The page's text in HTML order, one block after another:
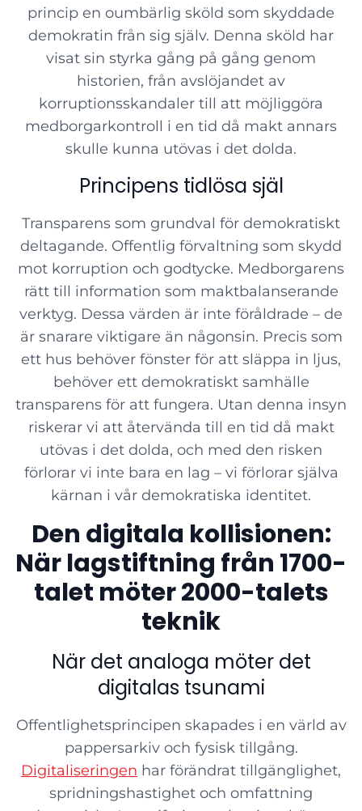
princip en oumbärlig sköld som skyddade
demokratin från sig själv. Denna sköld har
visat sin styrka gång på gång genom
historien, från avslöjandet av
korruptionsskandaler till att möjliggöra
medborgarkontroll i en tid då makt annars
skulle kunna utövas i det dolda.
Principens tidlösa själ
Transparens som grundval för demokratiskt
deltagande. Offentlig förvaltning som skydd
mot korruption och godtycke. Medborgarens
rätt till information som maktbalanserande
verktyg. Dessa värden är inte föråldrade – de
är snarare viktigare än någonsin. Precis som
ett hus behöver fönster för att släppa in ljus,
behöver ett demokratiskt samhälle
transparens för att fungera. Utan denna insyn
riskerar vi att återvända till en tid då makt
utövas i det dolda, och med den risken
förlorar vi inte bara en lag – vi förlorar själva
kärnan i vår demokratiska identitet.
Den digitala kollisionen:
När lagstiftning från 1700-
talet möter 2000-talets
teknik
När det analoga möter det
digitalas tsunami
Offentlighetsprincipen skapades i en värld av
pappersarkiv och fysisk tillgång.
Digitaliseringen har förändrat tillgänglighet,
spridningshastighet och omfattning